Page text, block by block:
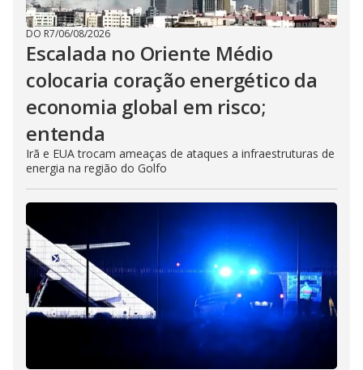
DO R7/06/08/2026
Escalada no Oriente Médio
colocaria coração energético da
economia global em risco;
entenda
Irã e EUA trocam ameaças de ataques a infraestruturas de
energia na região do Golfo